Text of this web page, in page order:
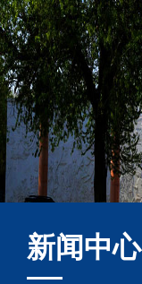
新闻中心